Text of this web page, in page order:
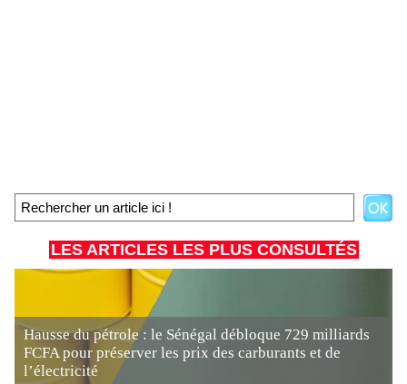
LES ARTICLES LES PLUS CONSULTÉS
Hausse du pétrole : le Sénégal débloque 729 milliards
FCFA pour préserver les prix des carburants et de
l’électricité